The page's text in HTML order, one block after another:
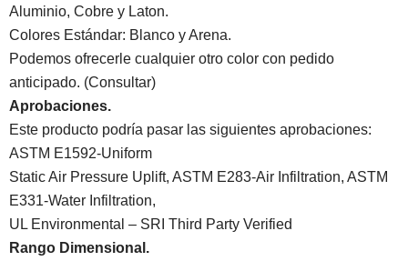
Aluminio, Cobre y Laton.
Colores Estándar: Blanco y Arena.
Podemos ofrecerle cualquier otro color con pedido
anticipado. (Consultar)
Aprobaciones.
Este producto podría pasar las siguientes aprobaciones:
ASTM E1592-Uniform
Static Air Pressure Uplift, ASTM E283-Air Infiltration, ASTM
E331-Water Infiltration,
UL Environmental – SRI Third Party Verified
Rango Dimensional.